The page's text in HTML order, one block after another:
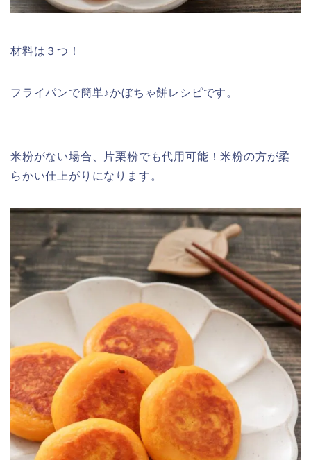
材料は３つ！
フライパンで簡単♪かぼちゃ餅レシピです。
米粉がない場合、片栗粉でも代用可能！米粉の方が柔
らかい仕上がりになります。